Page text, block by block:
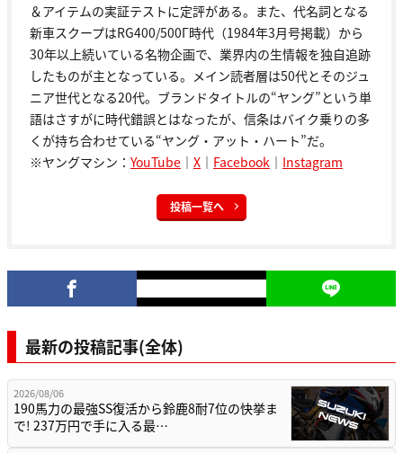
＆アイテムの実証テストに定評がある。また、代名詞となる
新車スクープはRG400/500Γ時代（1984年3月号掲載）から
30年以上続いている名物企画で、業界内の生情報を独自追跡
したものが主となっている。メイン読者層は50代とそのジュ
ニア世代となる20代。ブランドタイトルの“ヤング”という単
語はさすがに時代錯誤とはなったが、信条はバイク乗りの多
くが持ち合わせている“ヤング・アット・ハート”だ。
※ヤングマシン： YouTube ｜ X ｜ Facebook ｜ Instagram
投稿一覧へ
最新の投稿記事(全体)
2026/08/06
190馬力の最強SS復活から鈴鹿8耐7位の快挙ま
で! 237万円で手に入る最…